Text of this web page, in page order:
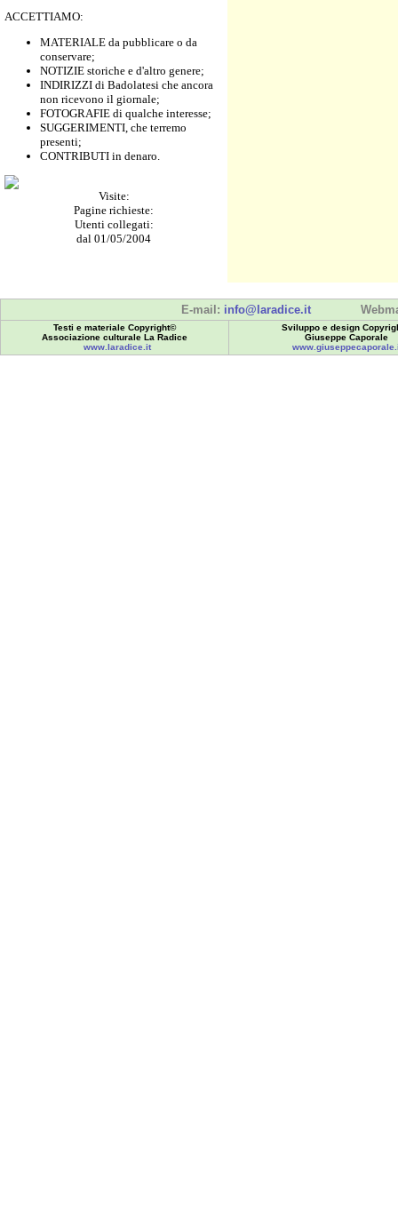
ACCETTIAMO:
MATERIALE da pubblicare o da
conservare;
NOTIZIE storiche e d'altro genere;
INDIRIZZI di Badolatesi che ancora
non ricevono il giornale;
FOTOGRAFIE di qualche interesse;
SUGGERIMENTI, che terremo
presenti;
CONTRIBUTI in denaro.
Visite:
Pagine richieste:
Utenti collegati:
dal 01/05/2004
E-mail: info@laradice.it
Testi e materiale Copyright©
Associazione culturale La Radice
www.laradice.it
Sviluppo e design
Giuseppe Caporale